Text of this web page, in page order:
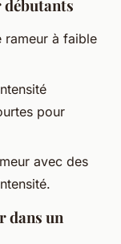
rameur à faible
pour
avec des
dans un